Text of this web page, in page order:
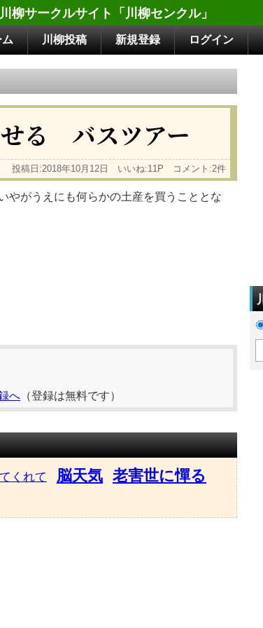
川柳サークルサイト「川柳センクル」
川柳投稿 新規登録 ログイン
る バスツアー
投稿日:2018年10月12日 いいね:11P コメント:2件
やがうえにも何らかの土産を買うこととな
へ （登録は無料です）
くれて 脳天気 老害世に憚る